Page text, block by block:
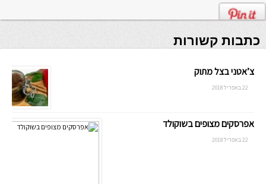
כתבות קשורות
צ’אטני בצל מתוק
22 באפריל 2018
אפרסקים מצופים בשוקולד
22 באפריל 2018